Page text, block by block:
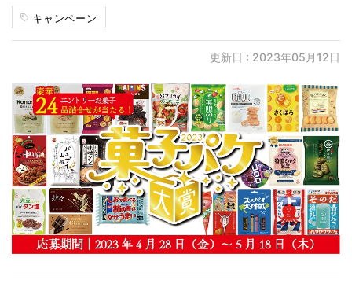
キャンペーン
更新日 : 2023年05月12日